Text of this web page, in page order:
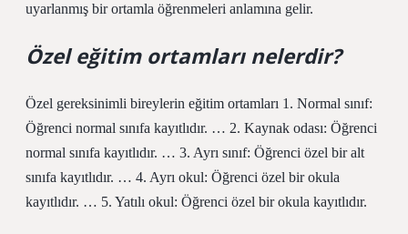
uyarlanmış bir ortamla öğrenmeleri anlamına gelir.
Özel eğitim ortamları nelerdir?
Özel gereksinimli bireylerin eğitim ortamları 1. Normal sınıf:
Öğrenci normal sınıfa kayıtlıdır. … 2. Kaynak odası: Öğrenci
normal sınıfa kayıtlıdır. … 3. Ayrı sınıf: Öğrenci özel bir alt
sınıfa kayıtlıdır. … 4. Ayrı okul: Öğrenci özel bir okula
kayıtlıdır. … 5. Yatılı okul: Öğrenci özel bir okula kayıtlıdır.